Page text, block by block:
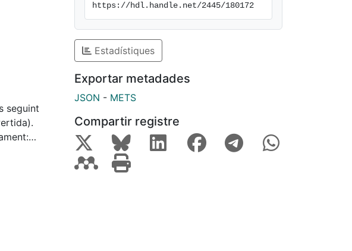
seguint
graus
https://hdl.handle.net/2445/180172
Estadístiques
Exportar metadades
JSON - METS
Compartir registre